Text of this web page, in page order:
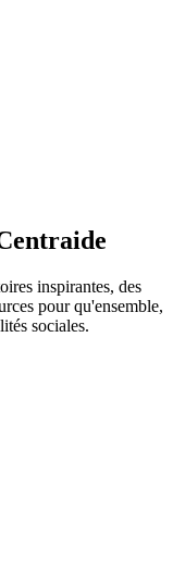
inspirantes, des
pour qu'ensemble,
sociales.